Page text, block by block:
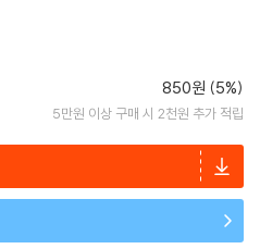
850원 (5%)
5만원 이상 구매 시 2천원 추가 적립